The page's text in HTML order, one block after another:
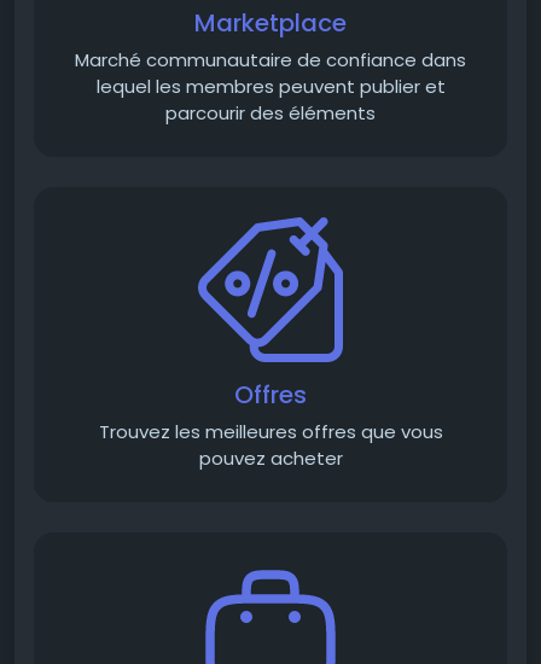
Marketplace
Marché communautaire de confiance dans
lequel les membres peuvent publier et
parcourir des éléments
Offres
Trouvez les meilleures offres que vous
pouvez acheter